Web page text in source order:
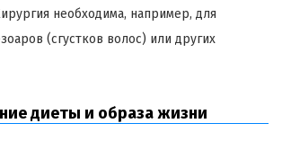
необходима, например, для
(сгустков волос) или других
диеты и образа жизни